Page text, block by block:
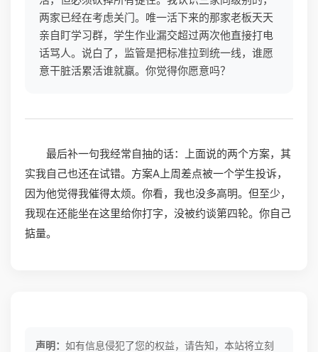
两家已经在考虑关门。唯一活下来的那家老板天天
亲自盯学习群，学生作业漏交超过两次他直接打电
话骂人。说白了，监管是把标准拉到统一线，谁愿
意干脏活累活谁就赢。你觉得你愿意吗？
最后补一句我经常自抽的话：上面说的两个方案，其
实我自己也还在试错。方案A上周差点被一个学生投诉，
因为他觉得我催得太烦。你看，我也没多高明。但至少，
我现在还能坐在这里给你打字，没被约谈第四轮。你自己
掂量。
声明： 如有信息侵犯了您的权益，请告知，本站将立刻